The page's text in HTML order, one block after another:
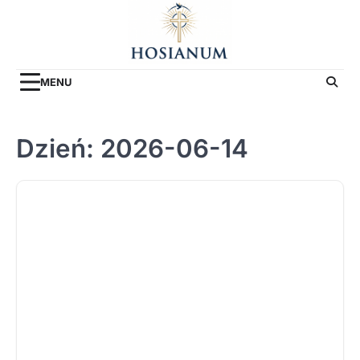
MENU
Dzień: 2026-06-14